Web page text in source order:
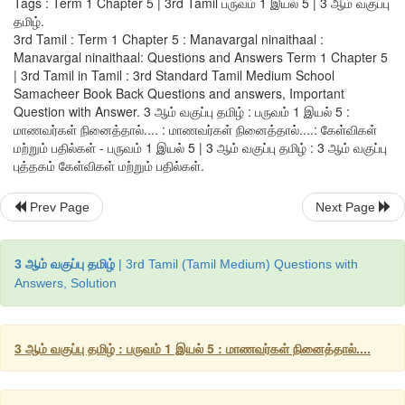
ஒருமைச் சொல்லுக்கு உரிய பன்மைச் சொல்லை எழுதுவோம்.
தமிழ்.
3rd Tamil : Term 1 Chapter 5 : Manavargal ninaithaal :
Manavargal ninaithaal: Questions and Answers Term 1 Chapter 5
| 3rd Tamil in Tamil : 3rd Standard Tamil Medium School
Samacheer Book Back Questions and answers, Important
Question with Answer. 3 ஆம் வகுப்பு தமிழ் : பருவம் 1 இயல் 5 :
மாணவர்கள் நினைத்தால்.... : மாணவர்கள் நினைத்தால்....: கேள்விகள்
மற்றும் பதில்கள் - பருவம் 1 இயல் 5 | 3 ஆம் வகுப்பு தமிழ் : 3 ஆம் வகுப்பு
புத்தகம் கேள்விகள் மற்றும் பதில்கள்.
Prev Page Next Page
3 ஆம் வகுப்பு தமிழ் | 3rd Tamil (Tamil Medium) Questions with
Answers, Solution
3 ஆம் வகுப்பு தமிழ் : பருவம் 1 இயல் 5 : மாணவர்கள் நினைத்தால்....